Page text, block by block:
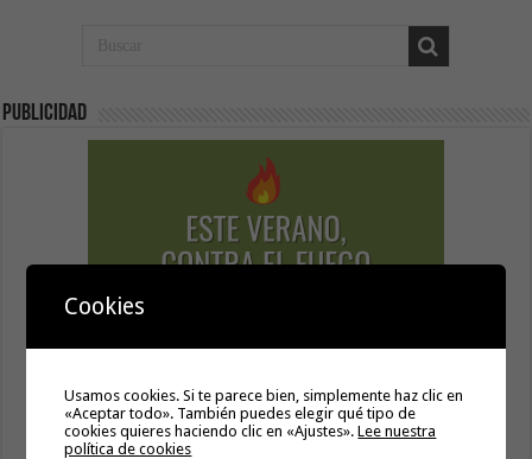
Publicidad
Cookies
Usamos cookies. Si te parece bien, simplemente haz clic en
«Aceptar todo». También puedes elegir qué tipo de
cookies quieres haciendo clic en «Ajustes».Lee nuestra
política de cookies